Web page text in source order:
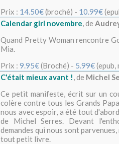
Prix : 14.50€(broché) - 10.99€
Calendar girl novembre, de
Quand Pretty Woman rencontre
Mia.
Prix : 9.95€(Broché) - 5.99€(epub,
C'était mieux avant !, de Michel
Ce petit manifeste, écrit sur un
colère contre tous les Grands
nous avec espoir, a été tout
de Michel Serres. Devant
demandes qui nous sont
tout petit livre.